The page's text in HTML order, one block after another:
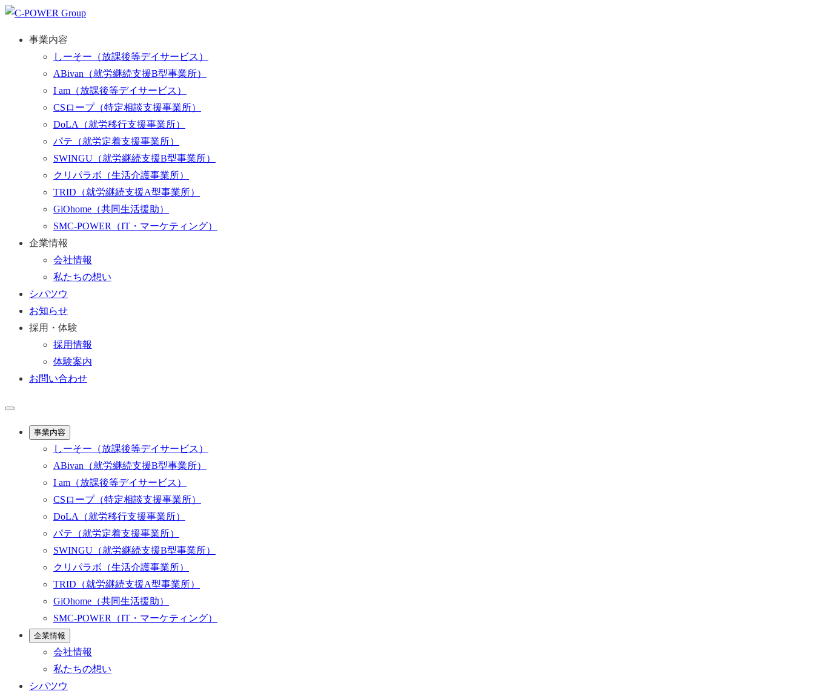
事業内容
しーそー （放課後等デイサービス）
ABivan （就労継続支援B型事業所）
I am （放課後等デイサービス）
CSロープ（特定相談支援事業所）
DoLA
（就労移行支援事業所）
パテ （就労定着支援事業所）
SWINGU （就労継続支援B型事業所）
クリパラボ （生活介護事業所）
TRID （就労継続支援A型事業所）
GiOhome （共同生活援助）
SMC-POWER
（IT・マーケティング）
企業情報
会社情報
私たちの想い
シパツウ
お知らせ
採用・体験
採用情報
体験案内
お問い合わせ
事業内容
しーそー （放課後等デイサービス）
ABivan （就労継続支援B型事業所）
I am （放課後等デイサービス）
CSロープ（特定相談支援事業所）
DoLA
（就労移行支援事業所）
パテ （就労定着支援事業所）
SWINGU （就労継続支援B型事業所）
クリパラボ （生活介護事業所）
TRID （就労継続支援A型事業所）
GiOhome （共同生活援助）
SMC-POWER
（IT・マーケティング）
企業情報
会社情報
私たちの想い
シパツウ